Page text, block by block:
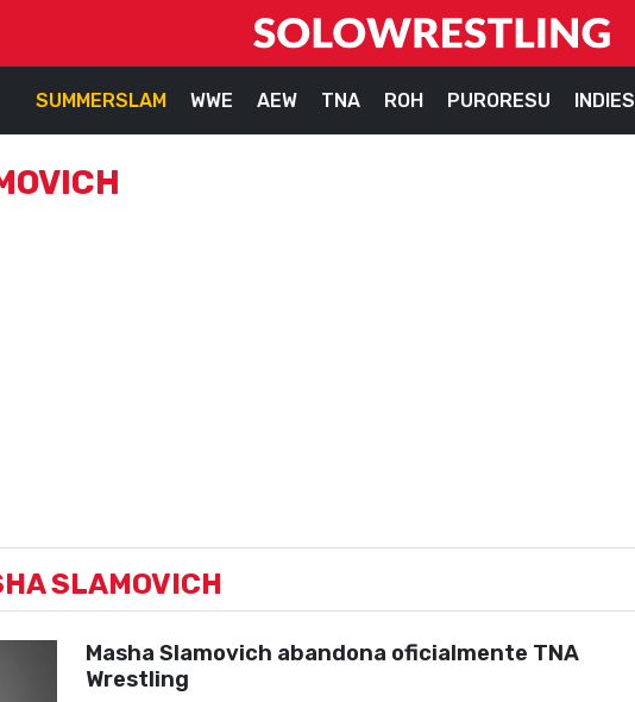
SUMMERSLAM WWE AEW TNA ROH PURORESU INDIES
SLAMOVICH
Masha Slamovich abandona oficialmente TNA
Wrestling